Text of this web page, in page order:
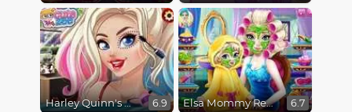
Harley Quinn's Modern Makeover 6.9 Elsa Mommy Real Makeover 6.7